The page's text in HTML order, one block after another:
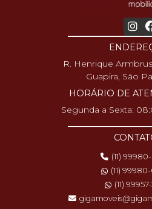
R. Henrique
Guapira, São
HORÁRIO DE
Segunda a Sexta:
(11)
(11)
(11)